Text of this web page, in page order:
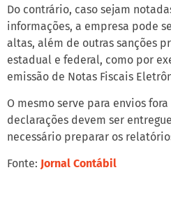
Do contrário, caso sejam
informações, a empresa pode
altas, além de outras sanções
estadual e federal, como por
emissão de Notas Fiscais
O mesmo serve para envios
declarações devem ser
necessário preparar os
Fonte: Jornal Contábil